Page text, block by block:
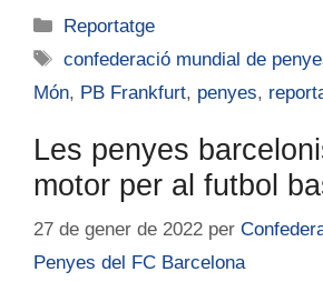
Reportatge
confederació mundial de
Món, PB Frankfurt, penyes,
Les penyes
motor per al futbol
27 de gener de 2022 per
Penyes del FC Barcelona